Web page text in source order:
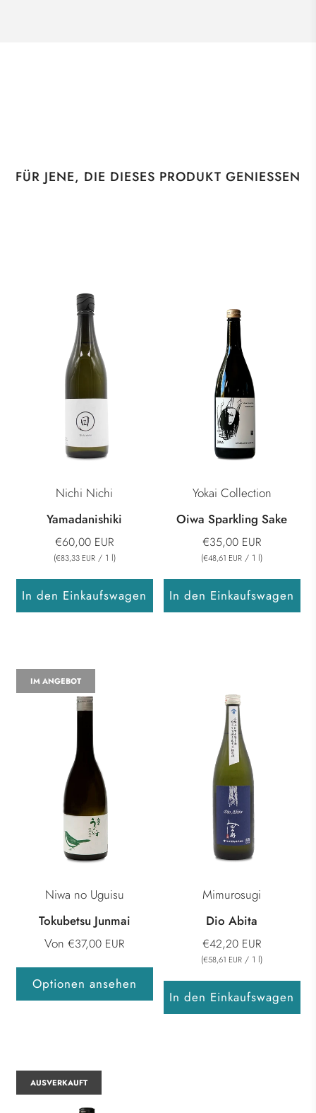
FÜR JENE, DIE DIESES PRODUKT GENIESSEN
Nichi Nichi
Yamadanishiki
€60,00 EUR
(€83,33 EUR / 1 l)
In den Einkaufswagen
Yokai Collection
Oiwa Sparkling Sake
€35,00 EUR
(€48,61 EUR / 1 l)
In den Einkaufswagen
Niwa no Uguisu
Tokubetsu Junmai
Von €37,00 EUR
Optionen ansehen
IM ANGEBOT
Mimurosugi
Dio Abita
€42,20 EUR
(€58,61 EUR / 1 l)
In den Einkaufswagen
AUSVERKAUFT